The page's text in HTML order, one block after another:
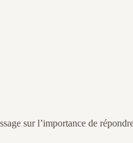
sur l’importance de